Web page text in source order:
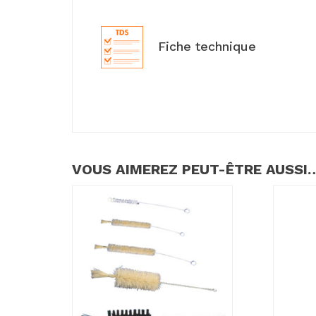
Fiche technique
VOUS AIMEREZ PEUT-ÊTRE